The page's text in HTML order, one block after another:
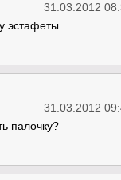
31.03.2012
эстафеты.
31.03.2012
палочку?